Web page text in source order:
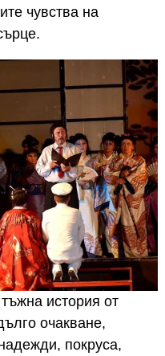
чувства на
история от
очакване,
покруса,